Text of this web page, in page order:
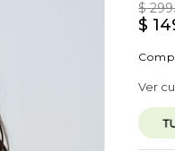
$ 299
$
Ver